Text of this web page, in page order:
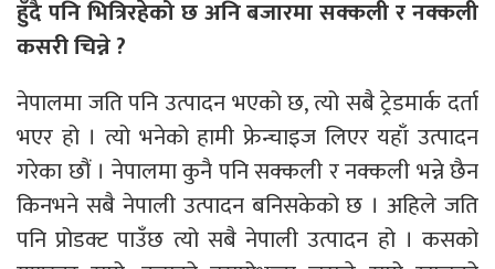
हुँदै पनि भित्रिरहेको छ अनि बजारमा सक्कली र नक्कली
कसरी चिन्ने ?
नेपालमा जति पनि उत्पादन भएको छ, त्यो सबै ट्रेडमार्क दर्ता
भएर हो । त्यो भनेको हामी फ्रेन्चाइज लिएर यहाँ उत्पादन
गरेका छौं । नेपालमा कुनै पनि सक्कली र नक्कली भन्ने छैन
किनभने सबै नेपाली उत्पादन बनिसकेको छ । अहिले जति
पनि प्रोडक्ट पाउँछ त्यो सबै नेपाली उत्पादन हो । कसको